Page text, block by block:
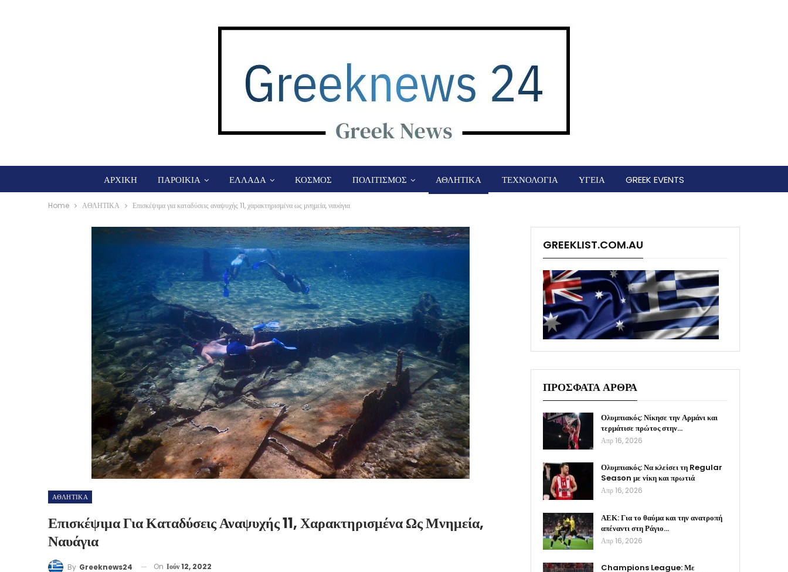
ΑΡΧΙΚΗ ΠΑΡΟΙΚΙΑ ΕΛΛΑΔΑ ΚΟΣΜΟΣ ΠΟΛΙΤΙΣΜΟΣ ΑΘΛΗΤΙΚΑ ΤΕΧΝΟΛΟΓΙΑ ΥΓΕΙΑ GREEK EVENTS
Home ΑΘΛΗΤΙΚΑ Επισκέψιμα για καταδύσεις αναψυχής 11, χαρακτηρισμένα ως μνημεία, ναυάγια
ΑΘΛΗΤΙΚΑ
Επισκέψιμα Για Καταδύσεις Αναψυχής 11, Χαρακτηρισμένα Ως Μνημεία,
Ναυάγια
By Greeknews24 On Ιούν 12, 2022
GREEKLIST.COM.AU
ΠΡΟΣΦΑΤΑ ΑΡΘΡΑ
Ολυμπιακός: Νίκησε την Αρμάνι και
τερμάτισε πρώτος στην…
Απρ 16, 2026
Ολυμπιακός: Να κλείσει τη Regular
Season με νίκη και πρωτιά
Απρ 16, 2026
ΑΕΚ: Για το θαύμα και την ανατροπή
απέναντι στη Ράγιο…
Απρ 16, 2026
Champions League: Με